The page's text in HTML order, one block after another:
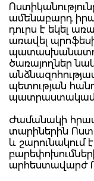
ամենաբարդ
դուրս է եկել
առավել
ծառայողներ
պետության
Ժամանակի
տարիներին
և շարունակում
արհեստավարժ